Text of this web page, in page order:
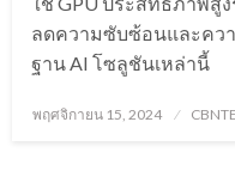
ลดความซับซ้อนและคว
ฐาน AI โซลูชันเหล่านี้
Posted
พฤศจิกายน 15, 2024